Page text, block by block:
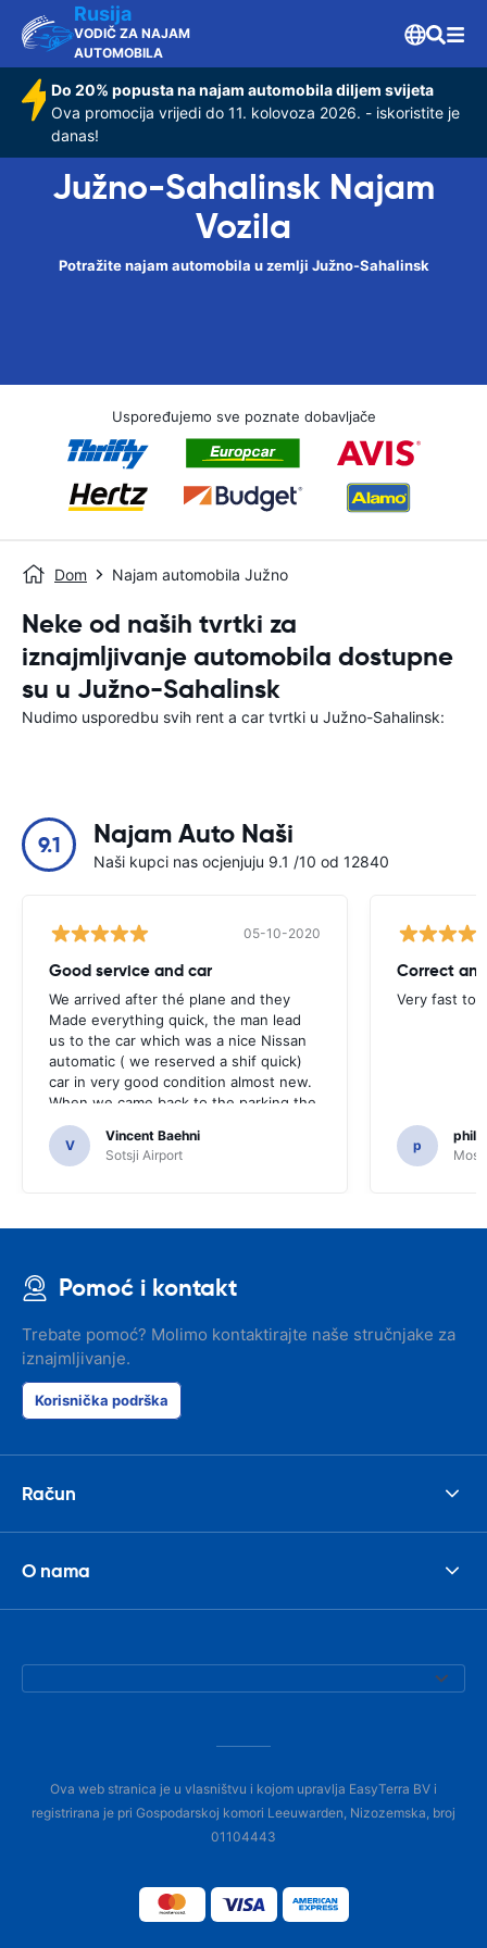
Rusija
VODIČ ZA NAJAM
AUTOMOBILA
Do 20% popusta na najam automobila diljem svijeta
Ova promocija vrijedi do 11. kolovoza 2026. - iskoristite je
danas!
Južno-Sahalinsk Najam
Vozila
Potražite najam automobila u zemlji Južno-Sahalinsk
Uspoređujemo sve poznate dobavljače
Dom Najam automobila Južno
Neke od naših tvrtki za
iznajmljivanje automobila dostupne
su u Južno-Sahalinsk
Nudimo usporedbu svih rent a car tvrtki u Južno-Sahalinsk:
9.1 Najam Auto Naši
Naši kupci nas ocjenjuju 9.1 /10 od 12840
05-10-2020
Good service and car
We arrived after thé plane and they
Made everything quick, the man lead
us to the car which was a nice Nissan
automatic ( we reserved a shif quick)
car in very good condition almost new.
When we came back to the parking the
same man came in 5 minutes and after
a quick check we left. Very friendly and
nice. We can only recommand this
V
Vincent Baehni
Sotsji Airport
Correct
Very fast to
p
Pomoć i kontakt
Trebate pomoć? Molimo kontaktirajte naše stručnjake za
iznajmljivanje.
Korisnička podrška
Račun
O nama
Ova web stranica je u vlasništvu i kojom upravlja EasyTerra BV i
registrirana je pri Gospodarskoj komori Leeuwarden, Nizozemska, broj
01104443